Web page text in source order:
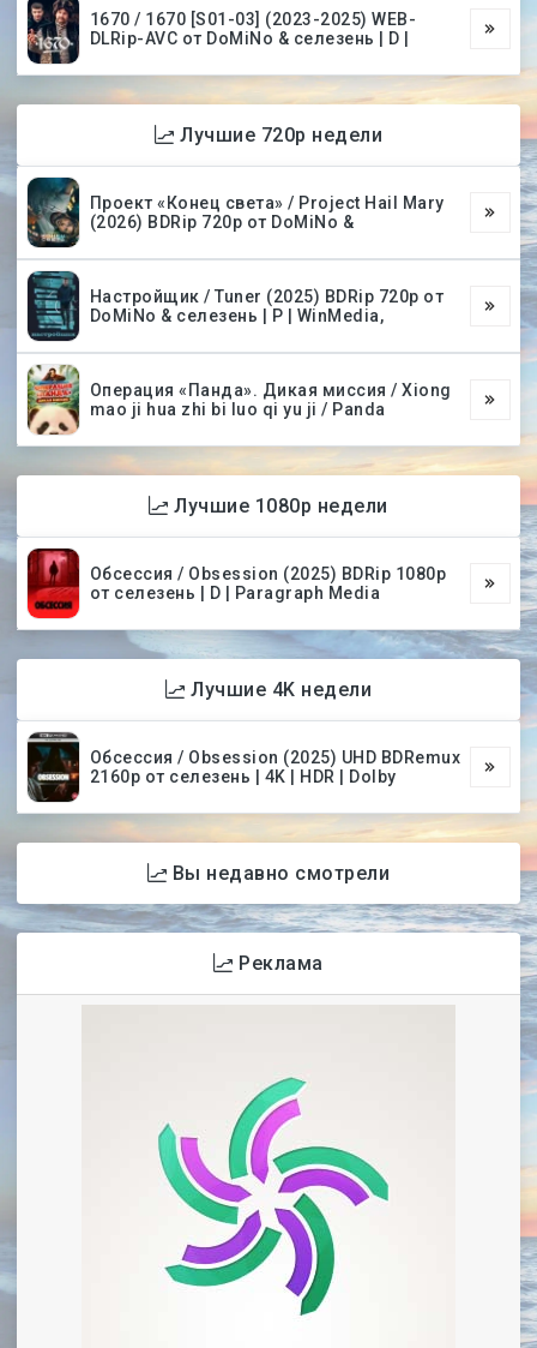
1670 / 1670 [S01-03] (2023-2025) WEB-
DLRip-AVC от DoMiNo & селезень | D |
Лучшие 720p недели
Проект «Конец света» / Project Hail Mary
(2026) BDRip 720p от DoMiNo &
Настройщик / Tuner (2025) BDRip 720p от
DoMiNo & селезень | P | WinMedia,
Операция «Панда». Дикая миссия / Xiong
mao ji hua zhi bi luo qi yu ji / Panda
Лучшие 1080p недели
Обсессия / Obsession (2025) BDRip 1080p
от селезень | D | Paragraph Media
Лучшие 4K недели
Обсессия / Obsession (2025) UHD BDRemux
2160p от селезень | 4K | HDR | Dolby
Вы недавно смотрели
Реклама